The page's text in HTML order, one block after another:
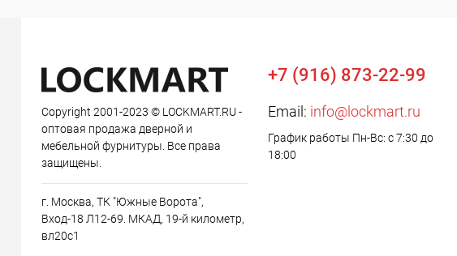
Copyright 2001-2023 © LOCKMART.RU -
оптовая продажа дверной и
мебельной фурнитуры. Все права
защищены.
г. Москва, ТК "Южные Ворота",
Вход-18 Л12-69. МКАД, 19-й километр,
вл20с1
+7 (916) 873-22-99
Email: info@lockmart.ru
График работы Пн-Вс: с 7:30 до
18:00